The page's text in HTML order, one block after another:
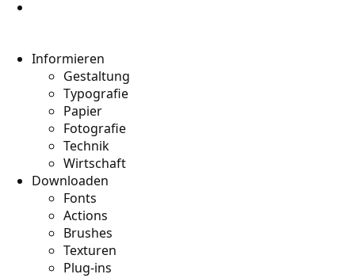
Informieren
Gestaltung
Typografie
Papier
Fotografie
Technik
Wirtschaft
Downloaden
Fonts
Actions
Brushes
Texturen
Plug-ins